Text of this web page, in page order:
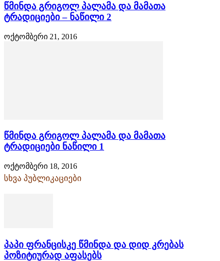
წმინდა გრიგოლ პალამა და მამათა
ტრადიციები – ნაწილი 2
ოქტომბერი 21, 2016
წმინდა გრიგოლ პალამა და მამათა
ტრადიციები ნაწილი 1
ოქტომბერი 18, 2016
სხვა პუბლიკაციები
პაპი ფრანცისკე წმინდა და დიდ კრებას
პოზიტიურად აფასებს